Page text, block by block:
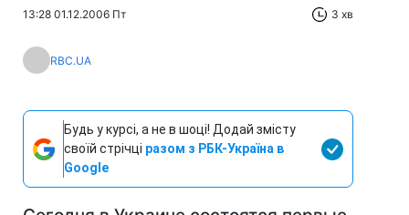
13:28 01.12.2006 Пт 3 хв
RBC.UA
Будь у курсі, а не в шоці! Додай змісту
своїй стрічці разом з РБК-Україна в
Google